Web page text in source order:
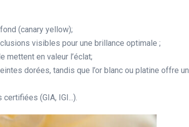
(canary yellow);
visibles pour une brillance optimale ;
mettent en valeur l’éclat;
dorées, tandis que l’or blanc ou platine offre un
(GIA, IGI...).